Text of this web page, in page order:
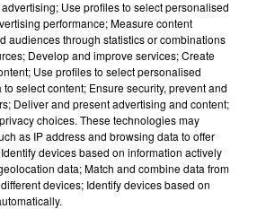
10 NOVEMBRE (MIDI)
Gazeau
Argenton en débat entre
perte de vitesse et veut profiter du
pour booster sa
Use profiles to select personalised
performance; Measure content
audiences through statistics or combinations
Develop and improve services; Create
Use profiles to select personalised
select content; Ensure security, prevent and
Deliver and present advertising and content;
choices. These technologies may
as IP address and browsing data to offer
devices based on information actively
data; Match and combine data from
devices; Identify devices based on